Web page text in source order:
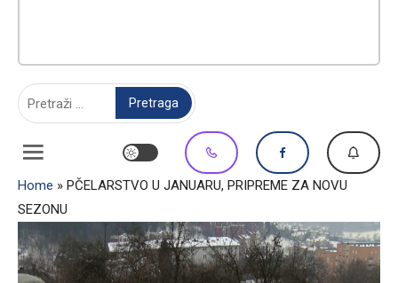
Home » PČELARSTVO U JANUARU, PRIPREME ZA NOVU
SEZONU